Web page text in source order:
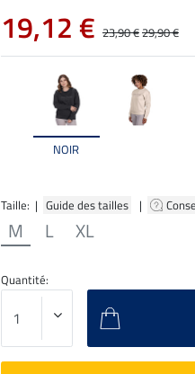
NOIR
Taille: | Guide des tailles |
M L XL
19,12 € 23,90 €29,90 €
Quantité: